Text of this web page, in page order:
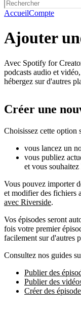
AccueilCompte
Ajouter
Avec Spotify for
podcasts audio et
hébergez sur d'autres
Créer une
Choisissez cette option
vous lancez un
vous publiez
et vous
Vous pouvez importer
et modifier des fichiers
avec Riverside.
Vos épisodes seront
fois votre premier
facilement sur d'autres
Consultez nos guides
Publier des
Publier des
Créer des